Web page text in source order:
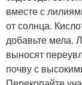
вместе с
от солнца.
добавьте мела.
выносят
почву с